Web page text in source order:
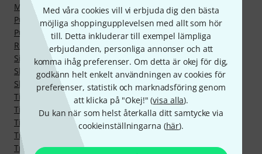
Med våra cookies vill vi erbjuda dig den bästa
möjliga shoppingupplevelsen med allt som hör
till. Detta inkluderar till exempel lämpliga
erbjudanden, personliga annonser och att
komma ihåg preferenser. Om detta är okej för dig,
godkänn helt enkelt användningen av cookies för
preferenser, statistik och marknadsföring genom
att klicka på "Okej!" (visa alla).
Du kan när som helst återkalla ditt samtycke via
cookieinställningarna (här).
Multiclamp
Pukhållare
Pukstativ
Reservdelar för trummor
Signature virveltrumma
Skinn
Slagverk
Tillbehör för Fotpedal
Tillbehör för hårdvara (E-trummor)
Tillbehör för trummor
Trumrack
Trumsats (utan hårdvara)